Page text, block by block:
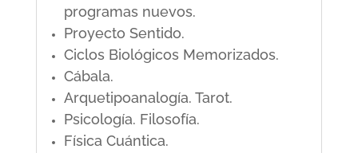
programas nuevos.
Proyecto Sentido.
Ciclos Biológicos Memorizados.
Cábala.
Arquetipoanalogía. Tarot.
Psicología. Filosofía.
Física Cuántica.